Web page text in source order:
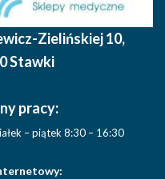
Zielińskiej 10,
Stawki
pracy:
– piątek 8:30 – 16:30